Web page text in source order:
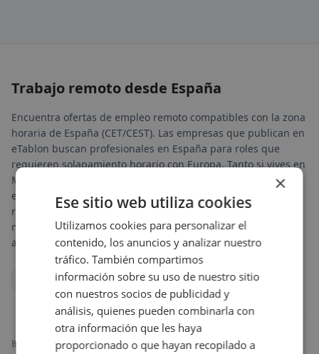
Trabajo remoto desde España
Encuentra ofertas de empleo remoto compatibles con la zona
horaria de España (CET/CEST). Las empresas que publican en
eTablon buscan profesionales en España para roles que
requieren solapamiento horario con Europa. Tanto si vives en
Madrid, Barcelona, Valencia, Sevilla o cualquier otra ciudad
española, accede a oportunidades de trabajo a distancia sin
renunciar a tu ubicación. Descubre vacantes en tecnología,
marketing, diseño, finanzas y más sectores con condiciones
adaptadas al mercado español.
Tech en España Marketing en España
BUSCAR POR ESPECIALIDAD EN ESTA UBICACIÓN
×
Ese sitio web utiliza cookies
Utilizamos cookies para personalizar el
contenido, los anuncios y analizar nuestro
tráfico. También compartimos
información sobre su uso de nuestro sitio
con nuestros socios de publicidad y
análisis, quienes pueden combinarla con
otra información que les haya
proporcionado o que hayan recopilado a